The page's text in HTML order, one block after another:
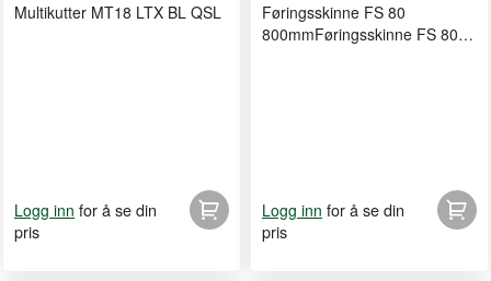
Multikutter MT18 LTX BL QSL
Logg inn for å se din
pris
Føringsskinne FS 80
800mmFøringsskinne FS 80
Logg inn for å se din
pris